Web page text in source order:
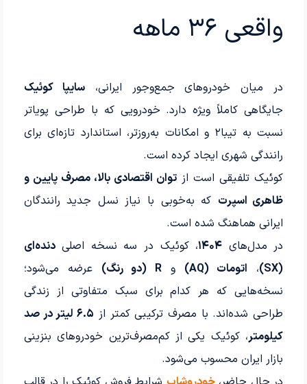
واقعی ۳۶ ماهه
در میان خودروهای جمع‌وجور ایرانی،سایپا کوئیک
جایگاهی کاملاً ویژه دارد. خودرویی که با طراحی پویاتر
نسبت به تیبا۲ و امکانات به‌روزتر، استاندارد تازه‌ای برای
رانندگی شهری ایجاد کرده است.
کوئیک تلفیقی است از توان اقتصادی بالا، مصرف پایین و
ظاهری اسپرت که به‌خوبی با نیاز نسل جدید رانندگان
ایرانی هماهنگ شده است.
در مدل‌های ۱۴۰۴، کوئیک در سه نسخه اصلیدنده‌ای
(SX)
، اتومات (AQ) وR (دو رنگ)
عرضه می‌شود؛
نسخه‌هایی که هر کدام برای سبک متفاوتی از زندگی
طراحی شده‌اند. با مصرف ترکیبی کمتر از
۶.۵ لیتر در صد
کیلومتر، کوئیک یکی از کم‌مصرف‌ترین خودروهای بنزینی
بازار ایران محسوب می‌شود.